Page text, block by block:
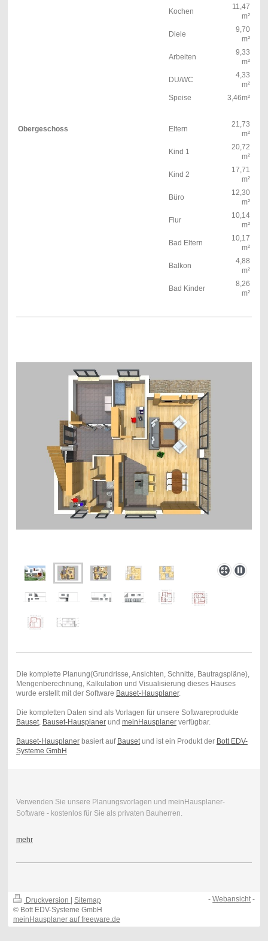
Kochen
11,47
m²
Diele
9,70
m²
Arbeiten
9,33
m²
DU/WC
4,33
m²
Speise
3,46m²
Obergeschoss Eltern
21,73
m²
Kind 1
20,72
m²
Kind 2
17,71
m²
Büro
12,30
m²
Flur
10,14
m²
Bad Eltern
10,17
m²
Balkon
4,88
m²
Bad Kinder
8,26
m²
Die komplette Planung(Grundrisse, Ansichten, Schnitte, Bautragspläne),
Mengenberechnung, Kalkulation und Visualisierung dieses Hauses
wurde erstellt mit der Software Bauset-Hausplaner.
Die kompletten Daten sind als Vorlagen für unsere Softwareprodukte
Bauset, Bauset-Hausplanerund meinHausplanerverfügbar.
Bauset-Hausplanerbasiert auf Bausetund ist ein Produkt der Bott EDV-
Systeme GmbH
Verwenden Sie unsere Planungsvorlagen und meinHausplaner-
Software - kostenlos für Sie als privaten Bauherren.
mehr
Druckversion
Sitemap
© Bott EDV-Systeme GmbH
meinHausplaner auf freeware.de
-Webansicht-